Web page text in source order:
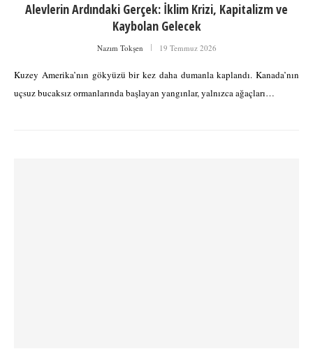
Alevlerin Ardındaki Gerçek: İklim Krizi, Kapitalizm ve
Kaybolan Gelecek
Nazım Tokşen 19 Temmuz 2026
Kuzey Amerika’nın gökyüzü bir kez daha dumanla kaplandı. Kanada’nın
uçsuz bucaksız ormanlarında başlayan yangınlar, yalnızca ağaçları…